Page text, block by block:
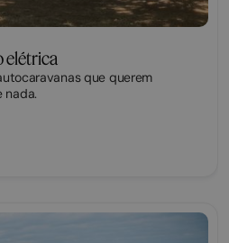
elétrica
que querem
nada.